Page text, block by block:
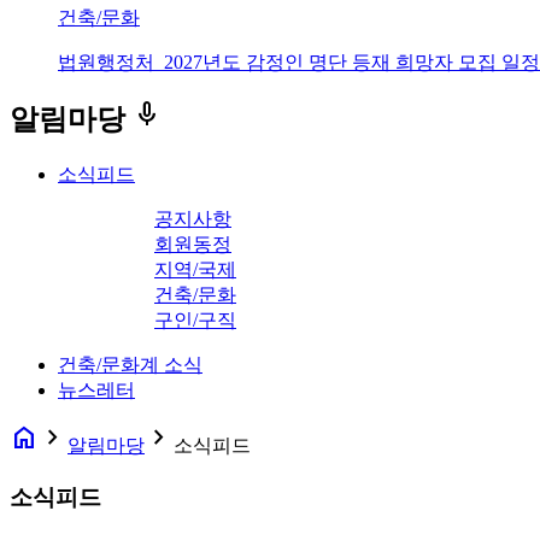
건축/문화
법원행정처_2027년도 감정인 명단 등재 희망자 모집 일
알림마당 keyboard_voice
소식피드
공지사항
회원동정
지역/국제
건축/문화
구인/구직
건축/문화계 소식
뉴스레터
home navigate_next 알림마당 navigate_next 소식피드
소식피드